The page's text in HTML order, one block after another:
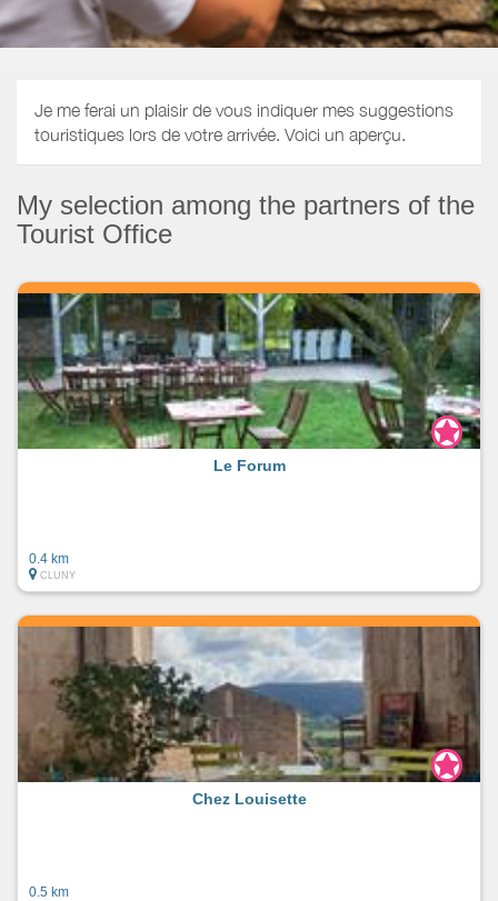
Je me ferai un plaisir de vous indiquer mes suggestions
touristiques lors de votre arrivée. Voici un aperçu.
My selection among the partners of the
Tourist Office
Le Forum
0.4 km
CLUNY
Chez Louisette
0.5 km